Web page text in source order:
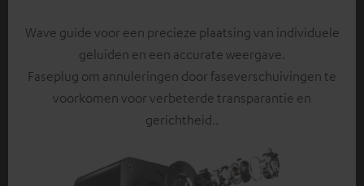
Wave guide voor een precieze plaatsing van individuele
geluiden en een accurate weergave.
Faseplug om annuleringen door faseverschuivingen te
voorkomen voor verbeterde transparantie en
gerichtheid..